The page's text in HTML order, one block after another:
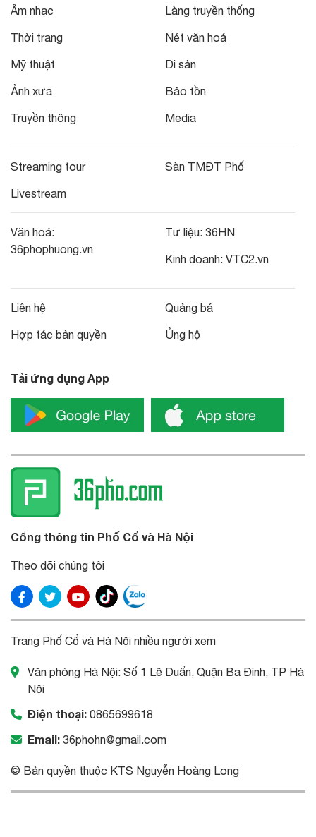
Âm nhạc
Thời trang
Mỹ thuật
Ảnh xưa
Truyền thông
Làng truyền thống
Nét văn hoá
Di sản
Bảo tồn
Media
Streaming tour
Livestream
Sàn TMĐT Phố
Văn hoá:
36phophuong.vn
Tư liệu: 36HN
Kinh doanh: VTC2.vn
Liên hệ
Hợp tác bản quyền
Quảng bá
Ủng hộ
Tải ứng dụng App
Cổng thông tin Phố Cổ và Hà Nội
Theo dõi chúng tôi
Trang Phố Cổ và Hà Nội nhiều người xem
Văn phòng Hà Nội: Số 1 Lê Duẩn, Quận Ba Đình, TP Hà
Nội
Điện thoại: 0865699618
Email: 36phohn@gmail.com
© Bản quyền thuộc KTS Nguyễn Hoàng Long